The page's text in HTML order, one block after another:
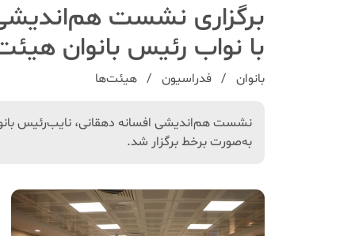
برگزاری نشست
با نواب رئیس بانوان
بانوان فدراسیون هیئت‌ها
نشست هم‌اندیشی افسانه دهقانی، نایب‌رئیس
به‌صورت برخط برگزار شد.